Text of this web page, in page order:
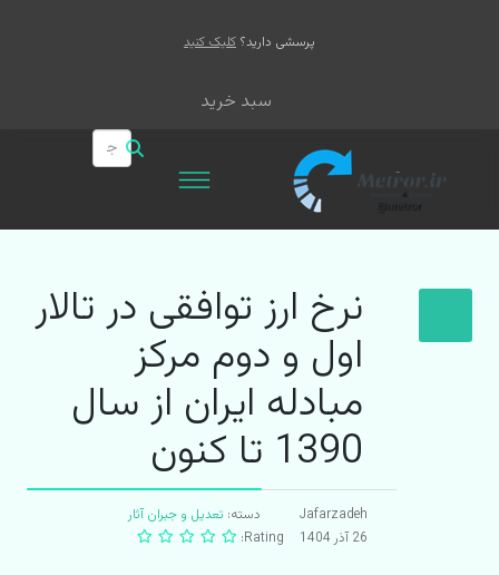
پرسشی دارید؟ کلیک کنید
سبد خرید
نرخ ارز توافقی در تالار
اول و دوم مرکز
مبادله ایران از سال
1390 تا کنون
Jafarzadeh دسته: تعدیل و جبران آثار
26 آذر 1404
Rating: